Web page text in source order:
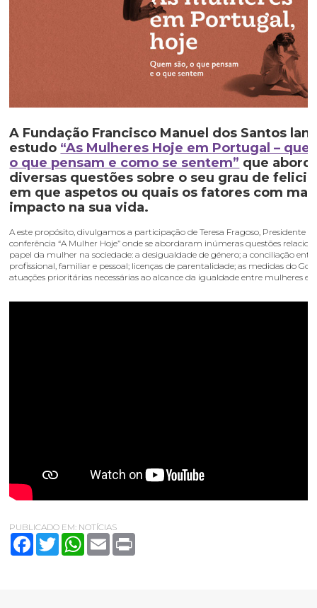
A Fundação Francisco Manuel dos Santos
estudo “As Mulheres Hoje em Portugal –
o que pensam e como se sentem” que
diversas questões sobre o seu grau de
em que aspetos ou quais os fatores com
impacto na sua vida.
A este propósito, divulgamos a participação de Teresa Fragoso, Presidente
conferência “A Mulher Hoje” onde se abordaram inúmeras questões
papel da mulher na sociedade: a desigualdade de género; a conciliação
profissional, familiar e pessoal; licenças de parentalidade; as medidas do
atuações prioritárias necessárias ao alcance da igualdade entre mulheres e
PUBLICADO EM: NOTÍCIAS
FacebookTwitterWhatsApp
Email